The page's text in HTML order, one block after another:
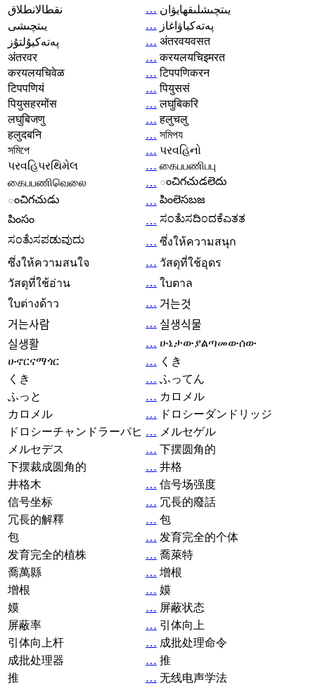
نقطالانطلاق
… يىتچىشلىقھايۋان
يىتچىشى
… پەتەكياۋاغاز
پەتەكيۇلتۇز
… अंतरवयवसत
अंतरवर
… करयलयचिइमरत
करयलयचिवेळ
… टिपपणिकरन
टिपपणियं
… पियुससं
पियुसहरमोंस
… लघुबिकरि
लघुबिजणु
… हलुचलु
हलुदबनि
… সমিপয
সমিপে
… પરવહિનો
પરવહિપરથિમેલ
… கைபபணிபபு
கைபபணிவெலை
… ంచిగచుడలెదు
ంచిగచుడు
… పింలెసబజ
పింసం
… ಸಂತೆುಸದಿಂದಕೆಎತತ
ಸಂತೆುಸಪಡುವುದು
… ซึ่งให้ความสนุก
ซึ่งให้ความสนใจ
… วัสดุที่ใช้อุดร
วัสดุที่ใช้อ่าน
… ใบตาล
ใบต่างด้าว
… 거는것
거는사람
… 실생식물
실생활
… ሁኔታውያልጣመውሰው
ሁኖርናማጎር
… くき
くき
… ふってん
ふっと
… カロメル
カロメル
… ドロシーダンドリッジ
ドロシーチャンドラーパヒ … メルセゲル
メルセデス
… 下摆圆角的
下摆裁成圆角的
… 井格
井格木
… 信号场强度
信号坐标
… 冗長的廢話
冗長的解釋
… 包
包
… 发育完全的个体
发育完全的植株
… 喬萊特
喬萬縣
… 增根
增根
… 嫫
嫫
… 屏蔽状态
屏蔽率
… 引体向上
引体向上杆
… 成批处理命令
成批处理器
… 推
推
… 无线电声学法